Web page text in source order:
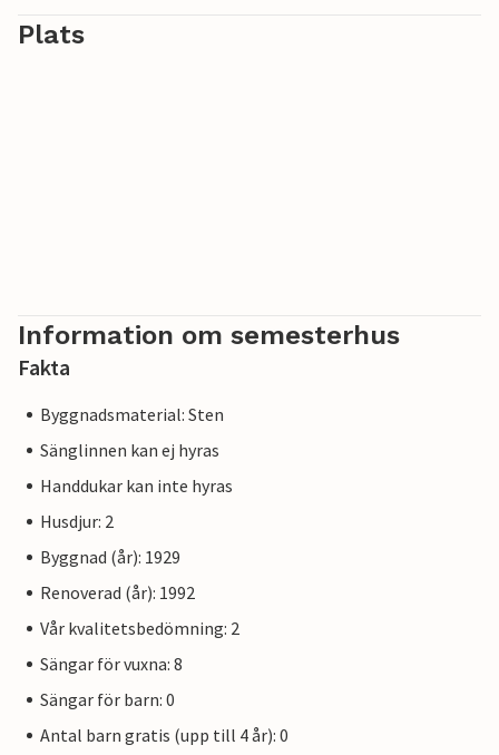
Plats
Information om semesterhus
Fakta
Byggnadsmaterial: Sten
Sänglinnen kan ej hyras
Handdukar kan inte hyras
Husdjur: 2
Byggnad (år): 1929
Renoverad (år): 1992
Vår kvalitetsbedömning: 2
Sängar för vuxna: 8
Sängar för barn: 0
Antal barn gratis (upp till 4 år): 0